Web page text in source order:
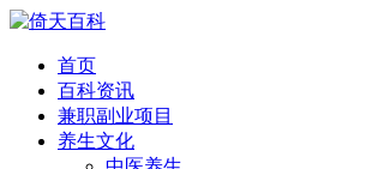
首页
百科资讯
兼职副业项目
养生文化